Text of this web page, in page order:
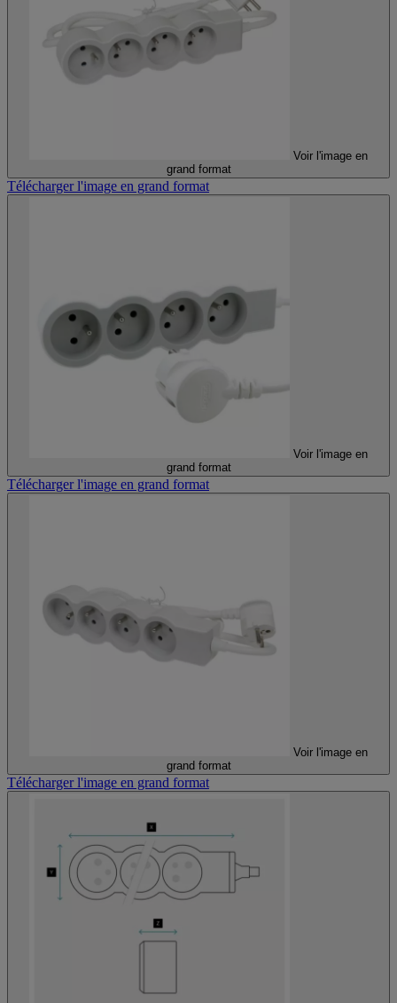
Voir l'image en
grand format
Télécharger l'image en grand format
Voir l'image en
grand format
Télécharger l'image en grand format
Voir l'image en
grand format
Télécharger l'image en grand format